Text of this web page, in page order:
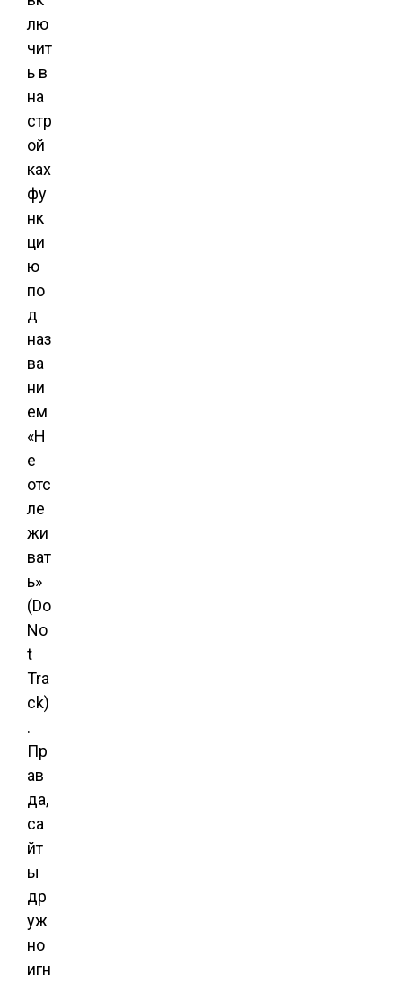
лю
чит
ь в
на
стр
ой
ках
фу
нк
ци
ю
по
д
наз
ва
ни
ем
«Н
е
отс
ле
жи
ват
ь»
(Do
No
t
Tra
ck)
.
Пр
ав
да,
са
йт
ы
др
уж
но
игн